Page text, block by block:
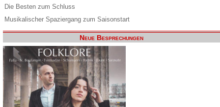
Die Besten zum Schluss
Musikalischer Spaziergang zum Saisonstart
Neue Besprechungen